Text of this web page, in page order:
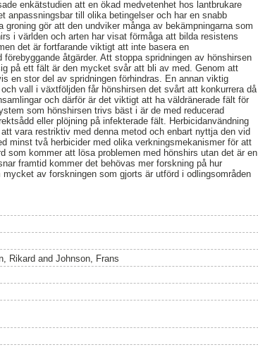
enkätstudien att en ökad medvetenhet hos lantbrukare
anpassningsbar till olika betingelser och har en snabb
gör att den undviker många av bekämpningarna som
i världen och arten har visat förmåga att bilda resistens
det är fortfarande viktigt att inte basera en
åtgärder. Att stoppa spridningen av hönshirsen
på ett fält är den mycket svår att bli av med. Genom att
en stor del av spridningen förhindras. En annan viktig
vall i växtföljden får hönshirsen det svårt att konkurrera då
och därför är det viktigt att ha väldränerade fält för
som hönshirsen trivs bäst i är de med reducerad
eller plöjning på infekterade fält. Herbicidanvändning
vara restriktiv med denna metod och enbart nyttja den vid
minst två herbicider med olika verkningsmekanismer för att
kommer att lösa problemen med hönshirs utan det är en
framtid kommer det behövas mer forskning på hur
av forskningen som gjorts är utförd i odlingsområden
Rikard and Johnson, Frans